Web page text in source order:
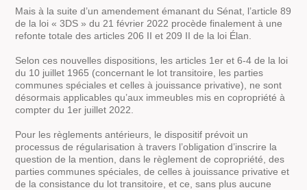
Mais à la suite d’un amendement émanant du Sénat, l’article 89
de la loi « 3DS » du 21 février 2022 procède finalement à une
refonte totale des articles 206 II et 209 II de la loi Élan.
Selon ces nouvelles dispositions, les articles 1er et 6-4 de la loi
du 10 juillet 1965 (concernant le lot transitoire, les parties
communes spéciales et celles à jouissance privative), ne sont
désormais applicables qu’aux immeubles mis en copropriété à
compter du 1er juillet 2022.
Pour les règlements antérieurs, le dispositif prévoit un
processus de régularisation à travers l’obligation d’inscrire la
question de la mention, dans le règlement de copropriété, des
parties communes spéciales, de celles à jouissance privative et
de la consistance du lot transitoire, et ce, sans plus aucune